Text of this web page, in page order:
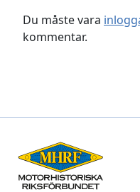
Du måste vara
kommentar.